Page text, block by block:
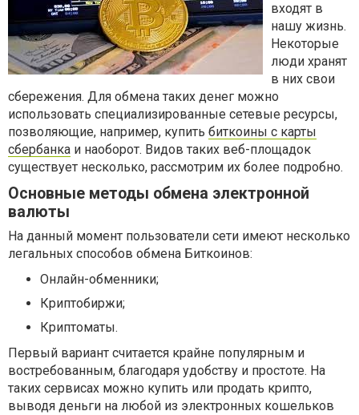
входят в
нашу жизнь.
Некоторые
люди хранят
в них свои
сбережения. Для обмена таких денег можно
использовать специализированные сетевые ресурсы,
позволяющие, например, купить биткоины с карты
сбербанка и наоборот. Видов таких веб-площадок
существует несколько, рассмотрим их более подробно.
Основные методы обмена электронной
валюты
На данный момент пользователи сети имеют несколько
легальных способов обмена Биткоинов:
Онлайн-обменники;
Криптобиржи;
Криптоматы.
Первый вариант считается крайне популярным и
востребованным, благодаря удобству и простоте. На
таких сервисах можно купить или продать крипто,
выводя деньги на любой из электронных кошельков